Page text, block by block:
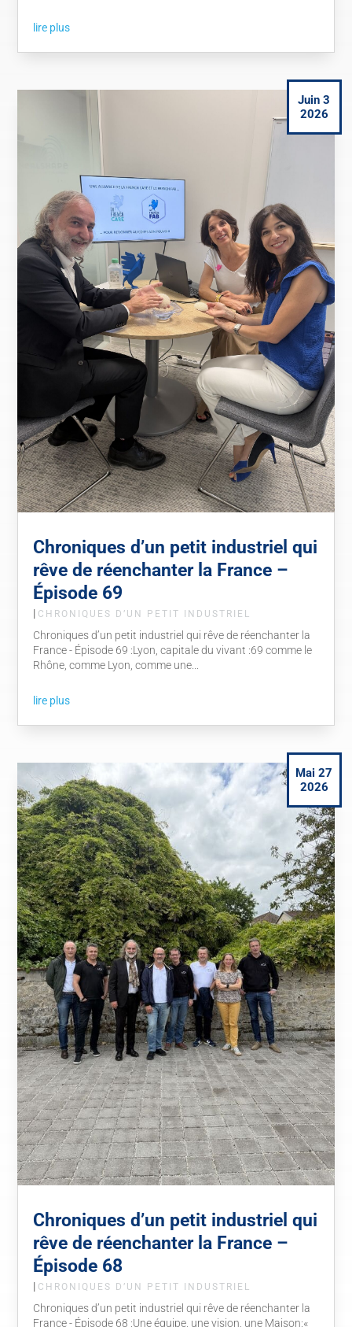
lire plus
Chroniques d’un petit industriel qui
rêve de réenchanter la France –
Épisode 69
Juin 3
2026
| CHRONIQUES D’UN PETIT INDUSTRIEL
Chroniques d’un petit industriel qui rêve de réenchanter la
France - Épisode 69 :Lyon, capitale du vivant :69 comme le
Rhône, comme Lyon, comme une...
lire plus
Chroniques d’un petit industriel qui
rêve de réenchanter la France –
Épisode 68
Mai 27
2026
| CHRONIQUES D’UN PETIT INDUSTRIEL
Chroniques d’un petit industriel qui rêve de réenchanter la
France - Épisode 68 :Une équipe, une vision, une Maison:«